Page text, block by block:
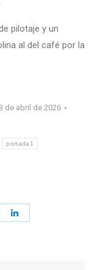
pilotaje y un
al del café por la
de abril de 2026
portada1